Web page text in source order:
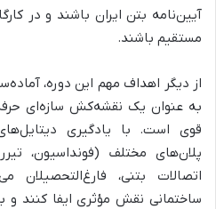
آیین‌نامه بتن ایران باشند و در
مستقیم باشند.
از دیگر اهداف مهم این دوره،
به عنوان یک نقشه‌کش سازه‌ای
قوی است. با یادگیری
پلان‌های مختلف (فونداسیون،
اتصالات بتنی، فارغ‌التحصیلان
ساختمانی نقش مؤثری ایفا کنند